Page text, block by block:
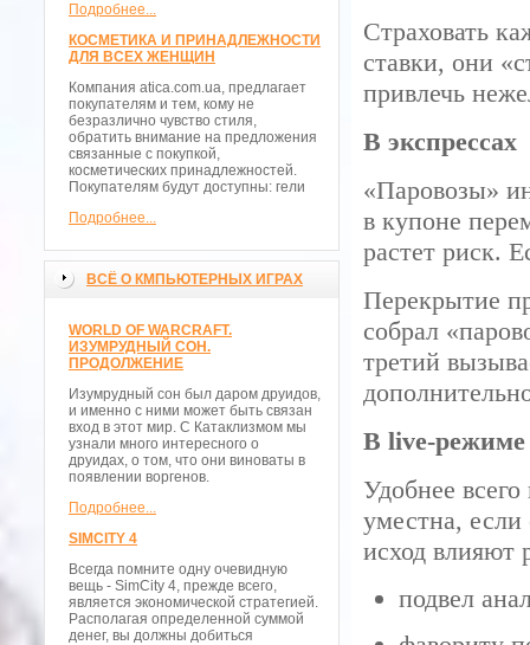
Подробнее...
КОСМЕТИКА И ПРИНАДЛЕЖНОСТИ
ДЛЯ ВСЕХ ЖЕНЩИН
Компания atica.com.ua, предлагает
покупателям и тем, кому не
безразлично чувство стиля,
обратить внимание на предложения
связанные с покупкой,
косметических принадлежностей.
Покупателям будут доступны: гели
Подробнее...
ВСЁ О КМПЬЮТЕРНЫХ ИГРАХ
WORLD OF WARCRAFT.
ИЗУМРУДНЫЙ СОН.
ПРОДОЛЖЕНИЕ
Изумрудный сон был даром друидов,
и именно с ними может быть связан
вход в этот мир. С Катаклизмом мы
узнали много интересного о
друидах, о том, что они виноваты в
появлении воргенов.
Подробнее...
SIMCITY 4
Всегда помните одну очевидную
вещь - SimCity 4, прежде всего,
является экономической стратегией.
Располагая определенной суммой
денег, вы должны добиться
Страховать
ставки, они
привлечь
В экспрессах
«Паровозы»
в купоне
растет риск.
Перекрытие
собрал
третий
В live-режиме
Удобнее
уместна,
исход влияют
подвел